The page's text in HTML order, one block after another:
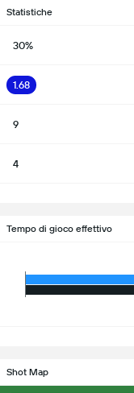
Statistiche
30%
1.68
9
4
Tempo di gioco effettivo
Shot Map